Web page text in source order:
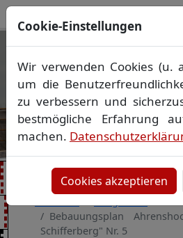
Ihr
Mecklenburg-
Wir vermessen Ihr
Lageplan Absteckung▪
Grenzfeststellung▪
Vorheriges Bild
Bebauungsplan
Schifferberg" Nr. 5
Cookie-Einstellungen
Wir verwenden Cookies (u.
um die
zu verbessern und
bestmögliche Erfahrung
machen.
Cookies akzeptieren